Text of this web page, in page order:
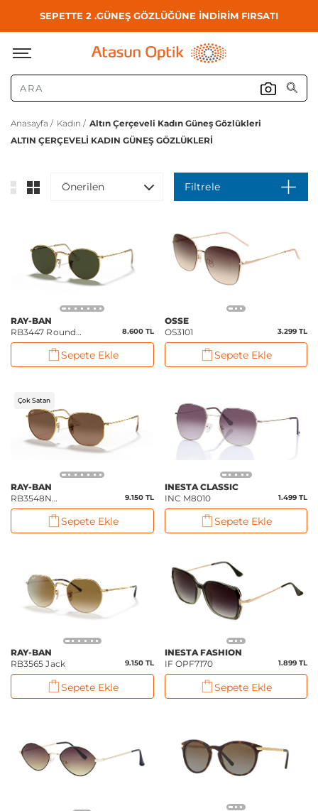
SEPETTE 2 .GÜNEŞ GÖZLÜĞÜNE İNDİRİM FIRSATI
Anasayfa / Kadın / Altın Çerçeveli Kadın Güneş Gözlükleri
ALTIN ÇERÇEVELI KADIN GÜNEŞ GÖZLÜKLERI
Önerilen Filtrele
RAY-BAN
RB3447 Round
Metal
8.600 TL
Sepete Ekle
OSSE
OS3101
3.299 TL
Sepete Ekle
Çok Satan
RAY-BAN
RB3548N
Hexagonal Flat
9.150 TL
Sepete Ekle
INESTA CLASSIC
INC M8010
1.499 TL
Sepete Ekle
RAY-BAN
RB3565 Jack
9.150 TL
Sepete Ekle
INESTA FASHION
IF OPF7170
1.899 TL
Sepete Ekle